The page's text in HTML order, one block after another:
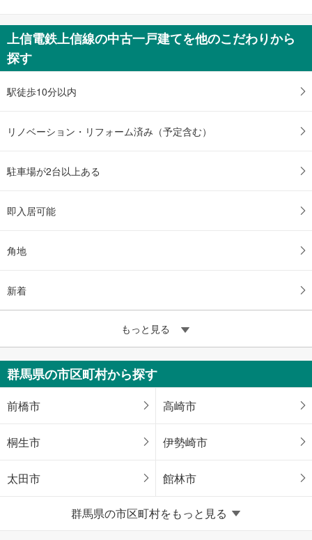
2,200万円
未定
上信電鉄上信線 「馬庭」駅 徒歩17分
上信電鉄上信線の中古一戸建てを他のこだわりから
探す
駅徒歩10分以内
リノベーション・リフォーム済み（予定含む）
駐車場が2台以上ある
即入居可能
角地
新着
もっと見る
群馬県の市区町村から探す
前橋市 高崎市
桐生市 伊勢崎市
太田市 館林市
吾妻郡嬬恋村
群馬県の市区町村をもっと見る